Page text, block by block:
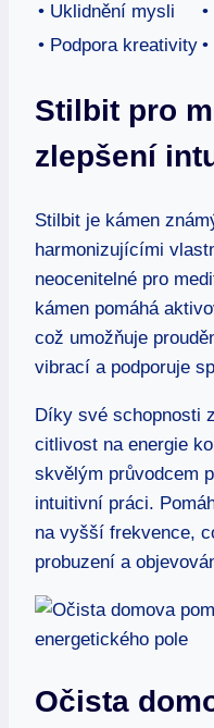
• Uklidnění mysli
• Podpora kreativity
Stilbit pro
zlepšení
Stilbit je kámen
harmonizujícími
neocenitelné pro
kámen pomáhá
což umožňuje
vibrací a podporuje
Díky své schopnosti
citlivost na energie
skvělým průvodcem
intuitivní práci.
na vyšší frekvence,
probuzení a
Očista